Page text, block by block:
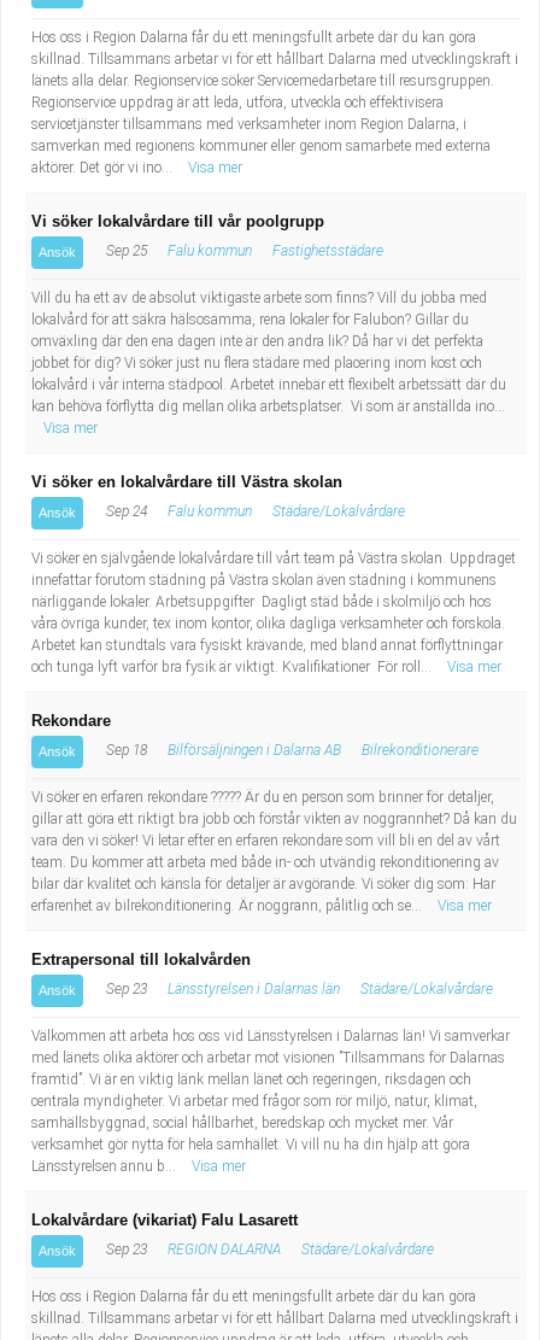
Hos oss i Region Dalarna får du ett meningsfullt arbete där du kan göra
skillnad. Tillsammans arbetar vi för ett hållbart Dalarna med utvecklingskraft i
länets alla delar. Regionservice söker Servicemedarbetare till resursgruppen.
Regionservice uppdrag är att leda, utföra, utveckla och effektivisera
servicetjänster tillsammans med verksamheter inom Region Dalarna, i
samverkan med regionens kommuner eller genom samarbete med externa
aktörer. Det gör vi ino...
Visa mer
Vi söker lokalvårdare till vår poolgrupp
Ansök Sep 25 Falu kommun Fastighetsstädare
Vill du ha ett av de absolut viktigaste arbete som finns? Vill du jobba med
lokalvård för att säkra hälsosamma, rena lokaler för Falubon? Gillar du
omväxling där den ena dagen inte är den andra lik? Då har vi det perfekta
jobbet för dig? Vi söker just nu flera städare med placering inom kost och
lokalvård i vår interna städpool. Arbetet innebär ett flexibelt arbetssätt där du
kan behöva förflytta dig mellan olika arbetsplatser. Vi som är anställda ino...
Visa mer
Vi söker en lokalvårdare till Västra skolan
Ansök Sep 24 Falu kommun Städare/Lokalvårdare
Vi söker en självgående lokalvårdare till vårt team på Västra skolan. Uppdraget
innefattar förutom städning på Västra skolan även städning i kommunens
närliggande lokaler. Arbetsuppgifter Dagligt städ både i skolmiljö och hos
våra övriga kunder, tex inom kontor, olika dagliga verksamheter och förskola.
Arbetet kan stundtals vara fysiskt krävande, med bland annat förflyttningar
och tunga lyft varför bra fysik är viktigt. Kvalifikationer För roll...
Visa mer
Rekondare
Ansök Sep 18 Bilförsäljningen i Dalarna AB Bilrekonditionerare
Vi söker en erfaren rekondare ????? Är du en person som brinner för detaljer,
gillar att göra ett riktigt bra jobb och förstår vikten av noggrannhet? Då kan du
vara den vi söker! Vi letar efter en erfaren rekondare som vill bli en del av vårt
team. Du kommer att arbeta med både in- och utvändig rekonditionering av
bilar där kvalitet och känsla för detaljer är avgörande. Vi söker dig som: Har
erfarenhet av bilrekonditionering. Är noggrann, pålitlig och se...
Visa mer
Extrapersonal till lokalvården
Ansök Sep 23 Länsstyrelsen i Dalarnas län Städare/Lokalvårdare
Välkommen att arbeta hos oss vid Länsstyrelsen i Dalarnas län! Vi samverkar
med länets olika aktörer och arbetar mot visionen ”Tillsammans för Dalarnas
framtid”. Vi är en viktig länk mellan länet och regeringen, riksdagen och
centrala myndigheter. Vi arbetar med frågor som rör miljö, natur, klimat,
samhällsbyggnad, social hållbarhet, beredskap och mycket mer. Vår
verksamhet gör nytta för hela samhället. Vi vill nu ha din hjälp att göra
Länsstyrelsen ännu b...
Visa mer
Lokalvårdare (vikariat) Falu Lasarett
Ansök Sep 23 REGION DALARNA Städare/Lokalvårdare
Hos oss i Region Dalarna får du ett meningsfullt arbete där du kan göra
skillnad. Tillsammans arbetar vi för ett hållbart Dalarna med utvecklingskraft i